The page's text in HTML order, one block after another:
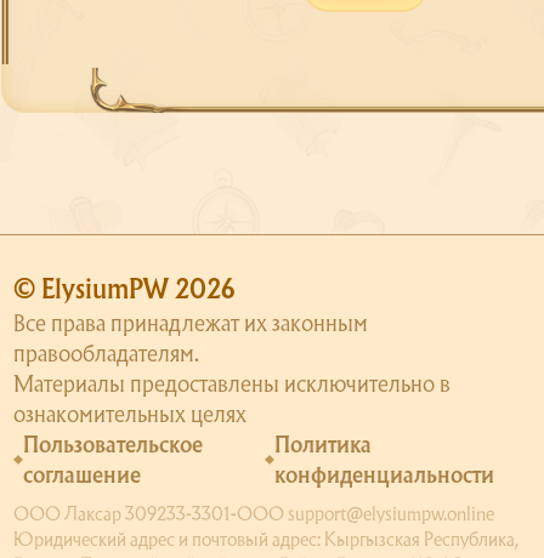
© ElysiumPW 2026
Все права принадлежат их законным
правообладателям.
Материалы предоставлены исключительно в
ознакомительных целях
Пользовательское
соглашение
Политика
конфиденциальности
ООО Лаксар 309233-3301-ООО support@elysiumpw.online
Юридический адрес и почтовый адрес: Кыргызская Республика,